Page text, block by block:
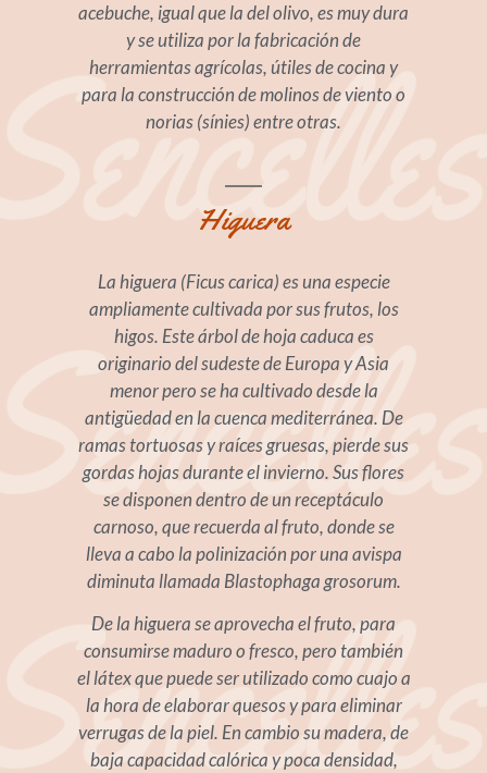
acebuche, igual que la del olivo, es muy dura
y se utiliza por la fabricación de
herramientas agrícolas, útiles de cocina y
para la construcción de molinos de viento o
norias (sínies) entre otras.
Higuera
La higuera (Ficus carica) es una especie
ampliamente cultivada por sus frutos, los
higos. Este árbol de hoja caduca es
originario del sudeste de Europa y Asia
menor pero se ha cultivado desde la
antigüedad en la cuenca mediterránea. De
ramas tortuosas y raíces gruesas, pierde sus
gordas hojas durante el invierno. Sus flores
se disponen dentro de un receptáculo
carnoso, que recuerda al fruto, donde se
lleva a cabo la polinización por una avispa
diminuta llamada Blastophaga grosorum.
De la higuera se aprovecha el fruto, para
consumirse maduro o fresco, pero también
el látex que puede ser utilizado como cuajo a
la hora de elaborar quesos y para eliminar
verrugas de la piel. En cambio su madera, de
baja capacidad calórica y poca densidad,